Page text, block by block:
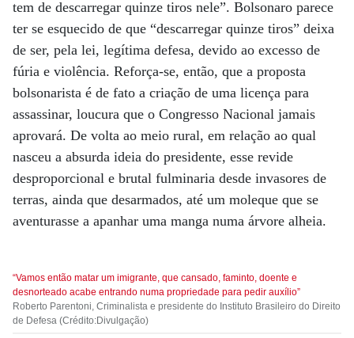
tem de descarregar quinze tiros nele”. Bolsonaro parece
ter se esquecido de que “descarregar quinze tiros” deixa
de ser, pela lei, legítima defesa, devido ao excesso de
fúria e violência. Reforça-se, então, que a proposta
bolsonarista é de fato a criação de uma licença para
assassinar, loucura que o Congresso Nacional jamais
aprovará. De volta ao meio rural, em relação ao qual
nasceu a absurda ideia do presidente, esse revide
desproporcional e brutal fulminaria desde invasores de
terras, ainda que desarmados, até um moleque que se
aventurasse a apanhar uma manga numa árvore alheia.
“Vamos então matar um imigrante, que cansado, faminto, doente e
desnorteado acabe entrando numa propriedade para pedir auxílio”
Roberto Parentoni, Criminalista e presidente do Instituto Brasileiro do Direito
de Defesa (Crédito:Divulgação)